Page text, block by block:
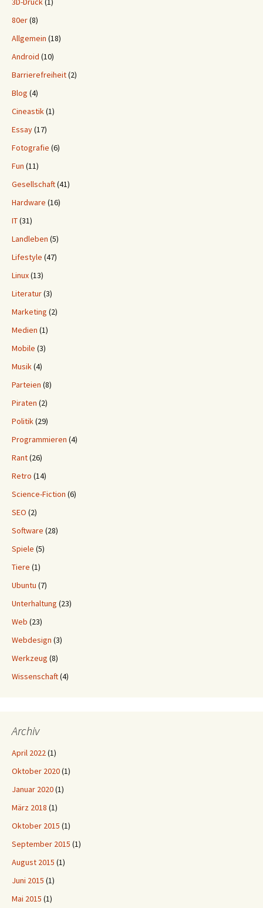
80er(8)
Allgemein (18)
Android (10)
Barrierefreiheit(2)
Blog (4)
Cineastik(1)
Essay(17)
Fotografie (6)
Fun (11)
Gesellschaft(41)
Hardware (16)
IT(31)
Landleben (5)
Lifestyle (47)
Linux(13)
Literatur(3)
Marketing (2)
Medien (1)
Mobile (3)
Musik(4)
Parteien (8)
Piraten (2)
Politik(29)
Programmieren (4)
Rant(26)
Retro (14)
Science-Fiction (6)
SEO (2)
Software (28)
Spiele (5)
Tiere (1)
Ubuntu (7)
Unterhaltung (23)
Web (23)
Webdesign (3)
Werkzeug (8)
Wissenschaft(4)
Archiv
April 2022(1)
Oktober 2020(1)
Januar 2020(1)
März 2018 (1)
Oktober 2015 (1)
September 2015 (1)
August 2015 (1)
Juni 2015 (1)
Mai 2015 (1)